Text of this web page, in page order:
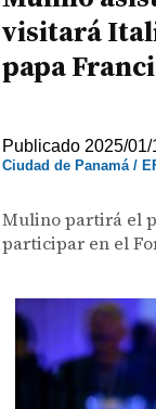
visitará
papa
Publicado 2025/01/
Ciudad de Panamá /
Mulino partirá el
participar en el